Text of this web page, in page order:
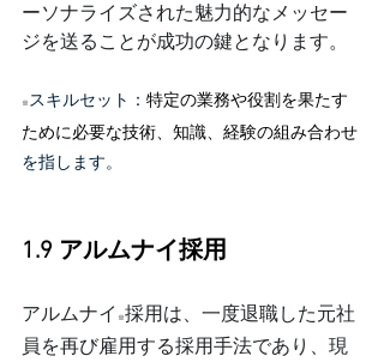
ーソナライズされた魅力的なメッセー
ジを送ることが成功の鍵となります。
※ スキルセット： 特定の業務や役割を果たす
ために必要な技術、知識、経験の組み合わせ
を指します。
1.9 アルムナイ採用
アルムナイ ※採用は、一度退職した元社
員を再び雇用する採用手法であり、現